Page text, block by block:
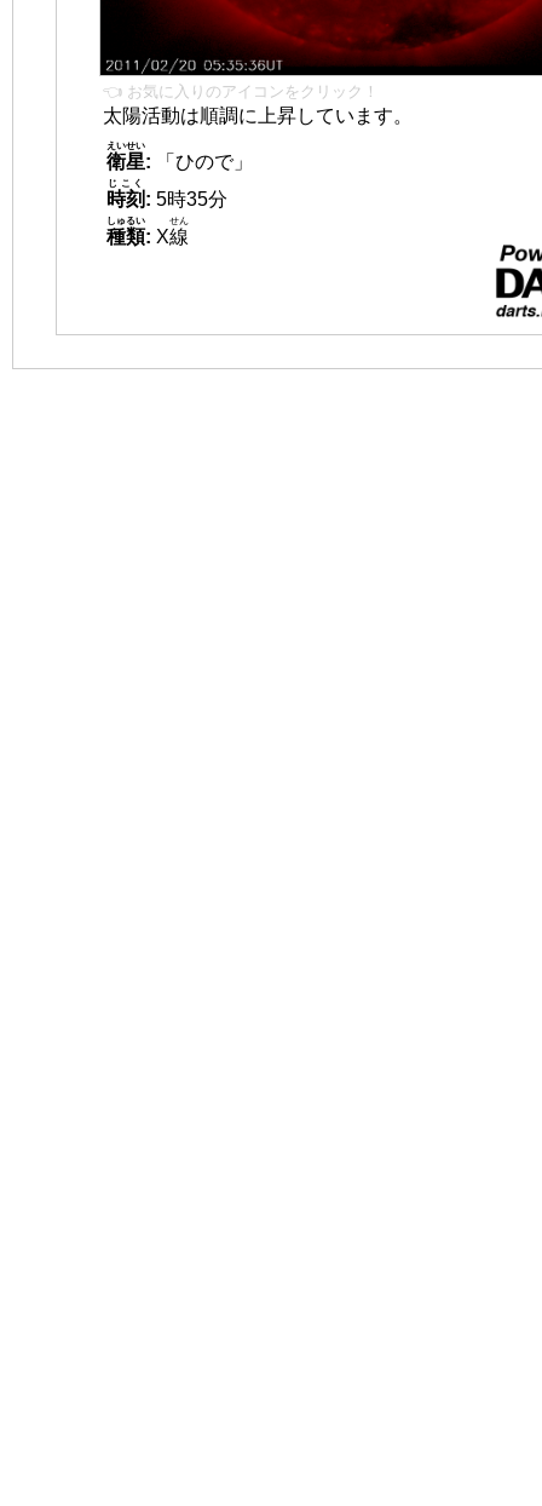
👈 お気に入りのアイコンをクリック！
太陽活動は順調に上昇しています。
衛星
えいせい
:
「ひので」
時刻
じこく
: 5時35分
種類
しゅるい
: X線
せん